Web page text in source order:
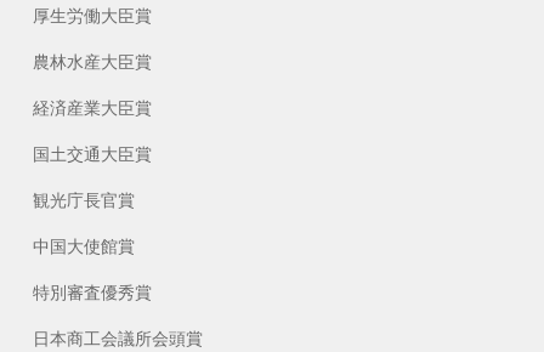
厚生労働大臣賞
農林水産大臣賞
経済産業大臣賞
国土交通大臣賞
観光庁長官賞
中国大使館賞
特別審査優秀賞
日本商工会議所会頭賞